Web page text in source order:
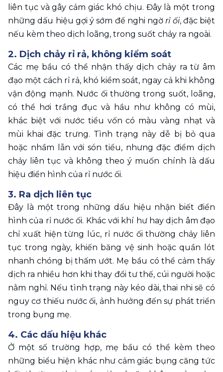
liên tục và gây cảm giác khó chịu. Đây là một trong
những dấu hiệu gợi ý sớm để nghi ngờ rỉ ối, đặc biệt
nếu kèm theo dịch loãng, trong suốt chảy ra ngoài.
2. Dịch chảy rỉ rả, không kiểm soát
Các mẹ bầu có thể nhận thấy dịch chảy ra từ âm
đạo một cách rỉ rả, khó kiểm soát, ngay cả khi không
vận động mạnh. Nước ối thường trong suốt, loãng,
có thể hơi trắng đục và hầu như không có mùi,
khác biệt với nước tiểu vốn có màu vàng nhạt và
mùi khai đặc trưng. Tình trạng này dễ bị bỏ qua
hoặc nhầm lẫn với són tiểu, nhưng đặc điểm dịch
chảy liên tục và không theo ý muốn chính là dấu
hiệu điển hình của rỉ nước ối.
3. Ra dịch liên tục
Đây là một trong những dấu hiệu nhận biết điển
hình của rỉ nước ối. Khác với khí hư hay dịch âm đạo
chỉ xuất hiện từng lúc, rỉ nước ối thường chảy liên
tục trong ngày, khiến băng vệ sinh hoặc quần lót
nhanh chóng bị thấm ướt. Mẹ bầu có thể cảm thấy
dịch ra nhiều hơn khi thay đổi tư thế, cúi người hoặc
nằm nghỉ. Nếu tình trạng này kéo dài, thai nhi sẽ có
nguy cơ thiếu nước ối, ảnh hưởng đến sự phát triển
trong bụng mẹ.
4. Các dấu hiệu khác
Ở một số trường hợp, mẹ bầu có thể kèm theo
những biểu hiện khác như cảm giác bụng căng tức